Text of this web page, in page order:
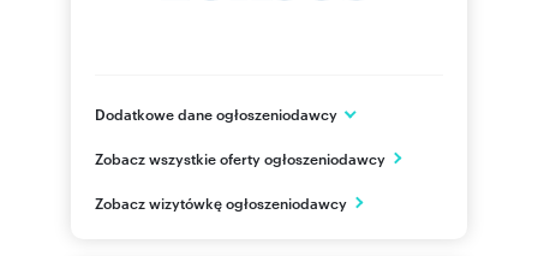
Dodatkowe dane ogłoszeniodawcy
Piaseczno
PL
Zobacz wszystkie oferty ogłoszeniodawcy
Zobacz wizytówkę ogłoszeniodawcy